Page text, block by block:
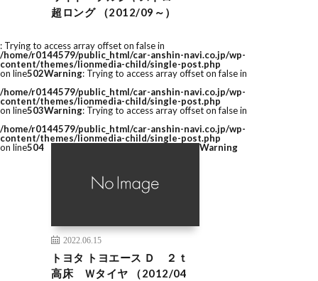
超ロング （2012/09～）
: Trying to access array offset on false in
/home/r0144579/public_html/car-anshin-navi.co.jp/wp-
content/themes/lionmedia-child/single-post.php
on line502Warning: Trying to access array offset on false in
/home/r0144579/public_html/car-anshin-navi.co.jp/wp-
content/themes/lionmedia-child/single-post.php
on line503Warning: Trying to access array offset on false in
/home/r0144579/public_html/car-anshin-navi.co.jp/wp-
content/themes/lionmedia-child/single-post.php
on line504
2022.06.15
トヨタ トヨエース Ｄ ２ｔ
高床 Ｗタイヤ （2012/04
Warning